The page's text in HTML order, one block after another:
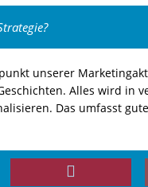
unserer
Alles wird in
Das umfasst gute